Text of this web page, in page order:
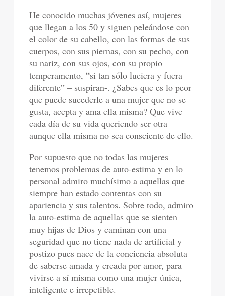
He conocido muchas jóvenes así, mujeres
que llegan a los 50 y siguen peleándose con
el color de su cabello, con las formas de sus
cuerpos, con sus piernas, con su pecho, con
su nariz, con sus ojos, con su propio
temperamento, “si tan sólo luciera y fuera
diferente” – suspiran-. ¿Sabes que es lo peor
que puede sucederle a una mujer que no se
gusta, acepta y ama ella misma? Que vive
cada día de su vida queriendo ser otra
aunque ella misma no sea consciente de ello.
Por supuesto que no todas las mujeres
tenemos problemas de auto-estima y en lo
personal admiro muchísimo a aquellas que
siempre han estado contentas con su
apariencia y sus talentos. Sobre todo, admiro
la auto-estima de aquellas que se sienten
muy hijas de Dios y caminan con una
seguridad que no tiene nada de artificial y
postizo pues nace de la conciencia absoluta
de saberse amada y creada por amor, para
vivirse a sí misma como una mujer única,
inteligente e irrepetible.